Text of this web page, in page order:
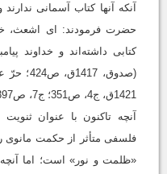
آنکه آنها کتاب آسمانی
حضرت فرمودند: ‌ای اشعث،
کتابی داشته‌اند و خداوند
1421ق، ج4، ص351؛ ج7، ص397؛ دیلمی، 1415ق، ج2، ص375).
آنچه تاکنون با عنوان
فلسفی متأثر از حکمت مانوی
«ظلمت و نور» است؛ اما آنچه